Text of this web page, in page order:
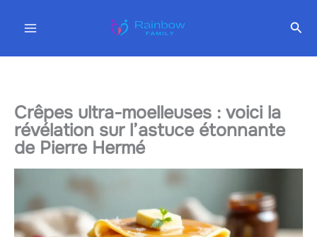
Crêpes ultra-moelleuses : voici la
révélation sur l’astuce étonnante
de Pierre Hermé